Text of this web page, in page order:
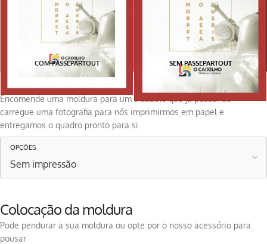
COM PASSEPARTOUT SEM PASSEPARTOUT
Pretende impressão?
Encomende uma moldura para um trabalho que já possui ou
carregue uma fotografia para nós imprimirmos em papel e
entregamos o quadro pronto para si.
OPÇÕES
Colocação da moldura
Pode pendurar a sua moldura ou opte por o nosso acessório para
pousar